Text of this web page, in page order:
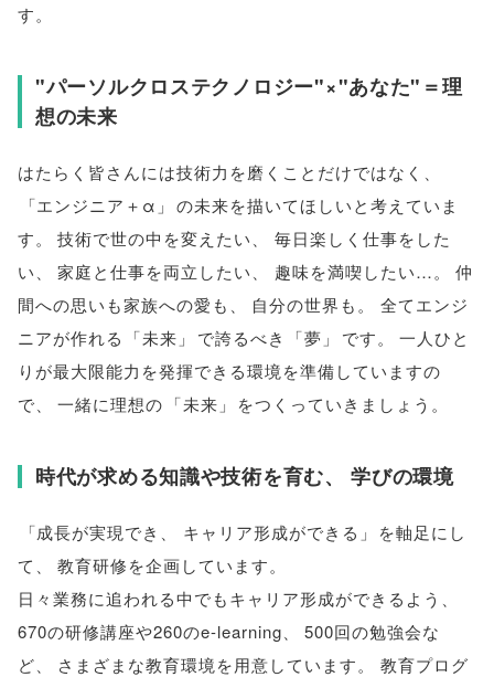
す。
"パーソルクロステクノロジー"×"あなた"＝理
想の未来
はたらく皆さんには技術力を磨くことだけではなく
「エンジニア＋α 」 の未来を描いてほしいと考えていま
す。 技術で世の中を変えたい
毎日楽しく仕事をした
い
家庭と仕事を両立したい 趣味を満喫したい…。
仲
間への思いも家族への愛も
自分の世界も 。
全てエンジ
ニアが作れる
「未来 」 で誇るべき 「夢 」 です。
一人ひと
りが最大限能力を発揮できる環境を準備していますの
で
一緒に理想の 「未来 」 をつくっていきましょう 。
時代が求める知識や技術を育む、 学びの環境
「成長が実現でき キャリア形成ができる 」
を軸足にし
て
教育研修を企画しています。
日々業務に追われる中でもキャリア形成ができるよう
670の研修講座や260のe-learning
500回の勉強会な
ど
さまざまな教育環境を用意しています。
教育プログ